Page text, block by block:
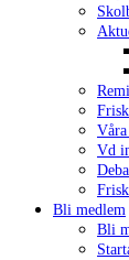
Vd
Bli medlem
Bli